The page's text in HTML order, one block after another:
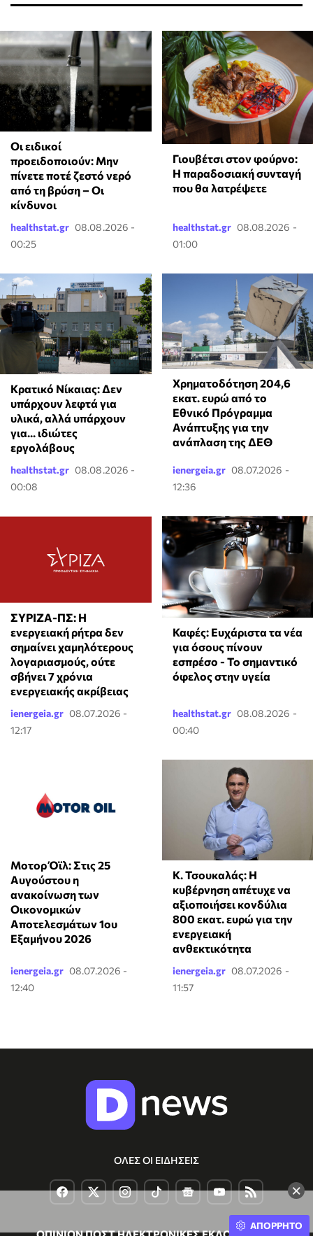
×
Οι ειδικοί
προειδοποιούν: Μην
πίνετε ποτέ ζεστό νερό
από τη βρύση – Οι
κίνδυνοι
healthstat.gr 08.08.2026 -
00:25
Γιουβέτσι στον φούρνο:
Η παραδοσιακή συνταγή
που θα λατρέψετε
healthstat.gr 08.08.2026 -
01:00
Κρατικό Νίκαιας: Δεν
υπάρχουν λεφτά για
υλικά, αλλά υπάρχουν
για... ιδιώτες
εργολάβους
healthstat.gr 08.08.2026 -
00:08
Χρηματοδότηση 204,6
εκατ. ευρώ από το
Εθνικό Πρόγραμμα
Ανάπτυξης για την
ανάπλαση της ΔΕΘ
ienergeia.gr 08.07.2026 -
12:36
ΣΥΡΙΖΑ-ΠΣ: Η
ενεργειακή ρήτρα δεν
σημαίνει χαμηλότερους
λογαριασμούς, ούτε
σβήνει 7 χρόνια
ενεργειακής ακρίβειας
ienergeia.gr 08.07.2026 -
12:17
Καφές: Ευχάριστα τα νέα
για όσους πίνουν
εσπρέσο - Το σημαντικό
όφελος στην υγεία
healthstat.gr 08.08.2026 -
00:40
Μοτορ Όϊλ: Στις 25
Αυγούστου η
ανακοίνωση των
Οικονομικών
Αποτελεσμάτων 1ου
Εξαμήνου 2026
ienergeia.gr 08.07.2026 -
12:40
Κ. Τσουκαλάς: Η
κυβέρνηση απέτυχε να
αξιοποιήσει κονδύλια
800 εκατ. ευρώ για την
ενεργειακή
ανθεκτικότητα
ienergeia.gr 08.07.2026 -
11:57
ΟΛΕΣ ΟΙ ΕΙΔΗΣΕΙΣ
ΑΠΟΡΡΗΤΟ